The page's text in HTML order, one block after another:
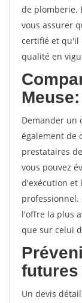
de plomberie.
vous assurer
certifié et qu'il
qualité en
Meuse:
Demander un
également de
prestataires
vous pouvez
d'exécution et
professionnel.
l'offre la plus
que sur celui
futures
Un devis